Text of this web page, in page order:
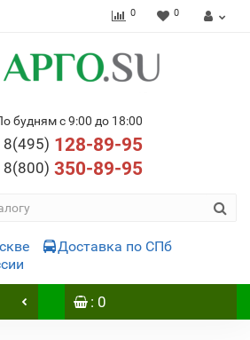
0 0
будням с 9:00 до 18:00
8(495) 128-89-95
8(800) 350-89-95
Доставка по СПб
: 0